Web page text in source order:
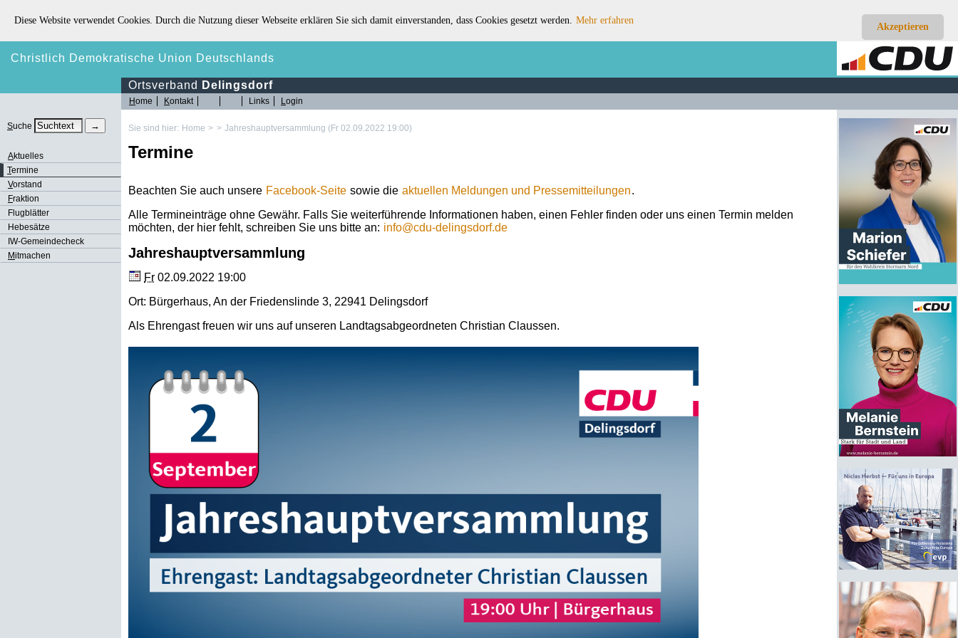
Akzeptieren
Diese Website verwendet Cookies. Durch die Nutzung dieser Webseite erklären Sie sich damit einverstanden, dass Cookies gesetzt werden. Mehr erfahren
Christlich Demokratische Union Deutschlands
Ortsverband Delingsdorf
Suche
Aktuelles
Termine
Vorstand
Fraktion
Flugblätter
Hebesätze
IW-Gemeindecheck
Mitmachen
Home Kontakt Links Login
Sie sind hier: Home > > Jahreshauptversammlung (Fr 02.09.2022 19:00)
Termine
Beachten Sie auch unsere Facebook-Seite sowie die aktuellen Meldungen und Pressemitteilungen.
Alle Termineinträge ohne Gewähr. Falls Sie weiterführende Informationen haben, einen Fehler finden oder uns einen Termin melden
möchten, der hier fehlt, schreiben Sie uns bitte an: info@cdu-delingsdorf.de
Jahreshauptversammlung
Fr 02.09.2022 19:00
Ort: Bürgerhaus, An der Friedenslinde 3, 22941 Delingsdorf
Als Ehrengast freuen wir uns auf unseren Landtagsabgeordneten Christian Claussen.